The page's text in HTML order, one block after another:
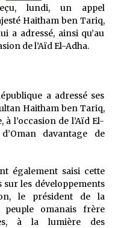
le désert (Un conte
viennent les contes et à
lundi, un appel
Haitham ben Tariq,
a adressé, ainsi qu’au
de l’Aïd El-Adha.
a adressé ses
Haitham ben Tariq,
l’occasion de l’Aïd El-
davantage de
également saisi cette
sur les développements
le président de la
peuple omanais frère
à la lumière des